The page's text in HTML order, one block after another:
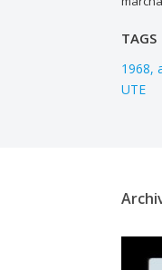
TAGS
1968
UTE